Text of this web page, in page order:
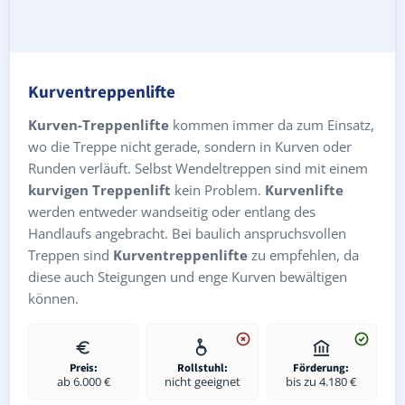
Kurventreppenlifte
Kurven-Treppenlifte kommen immer da zum Einsatz,
wo die Treppe nicht gerade, sondern in Kurven oder
Runden verläuft. Selbst Wendeltreppen sind mit einem
kurvigen Treppenlift kein Problem. Kurvenlifte
werden entweder wandseitig oder entlang des
Handlaufs angebracht. Bei baulich anspruchsvollen
Treppen sind Kurventreppenlifte zu empfehlen, da
diese auch Steigungen und enge Kurven bewältigen
können.
Preis:
ab 6.000 €
Rollstuhl:
nicht geeignet
Förderung:
bis zu 4.180 €